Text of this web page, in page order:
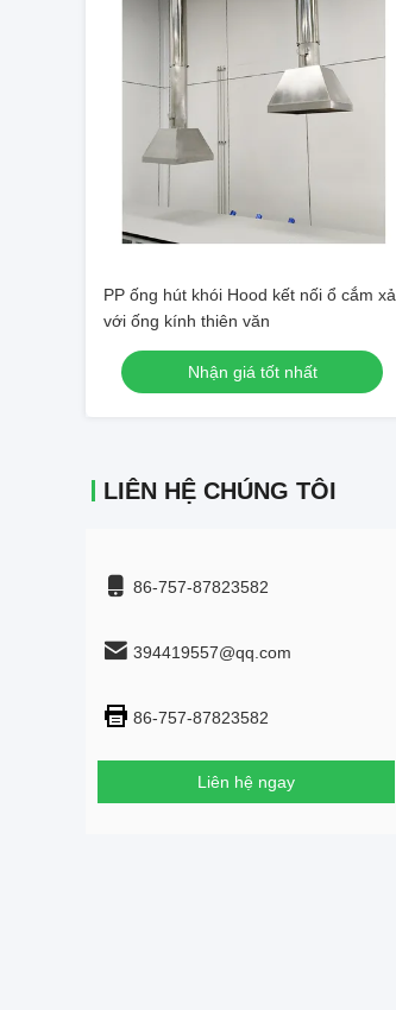
PP ống hút khói Hood kết nối ổ cắm xả
với ống kính thiên văn
Nhận giá tốt nhất
LIÊN HỆ CHÚNG TÔI
86-757-87823582
394419557@qq.com
86-757-87823582
Liên hệ ngay